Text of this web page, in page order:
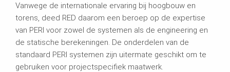
Vanwege de internationale ervaring bij hoogbouw en
torens, deed RED daarom een beroep op de expertise
van PERI voor zowel de systemen als de engineering en
de statische berekeningen. De onderdelen van de
standaard PERI systemen zijn uitermate geschikt om te
gebruiken voor projectspecifiek maatwerk.